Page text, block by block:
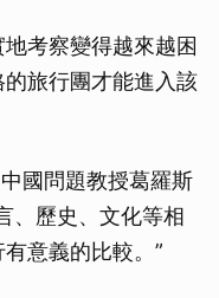
考察變得越來越困
旅行團才能進入該
國問題教授葛羅斯
、歷史、文化等相
意義的比較。”